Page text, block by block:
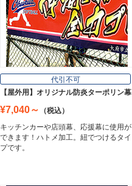
代引不可
【屋外用】オリジナル防炎ターポリン幕
¥7,040～
（税込）
キッチンカーや店頭幕、応援幕に使用が
できます！ハトメ加工。紐でつけるタイ
プです。